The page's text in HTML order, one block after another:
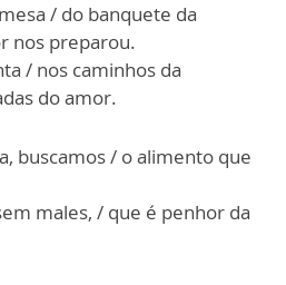
/ do banquete da
nos preparou.
/ nos caminhos da
do amor.
buscamos / o alimento que
males, / que é penhor da